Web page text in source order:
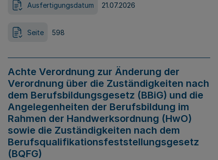
Ausfertigungsdatum 21.07.2026
Seite 598
Achte Verordnung zur Änderung der
Verordnung über die Zuständigkeiten nach
dem Berufsbildungsgesetz (BBiG) und die
Angelegenheiten der Berufsbildung im
Rahmen der Handwerksordnung (HwO)
sowie die Zuständigkeiten nach dem
Berufsqualifikationsfeststellungsgesetz
(BQFG)